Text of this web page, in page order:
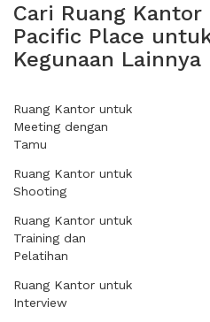
Cari Ruang Kantor
Pacific Place
Kegunaan Lainnya
Ruang Kantor untuk
Meeting dengan
Tamu
Ruang Kantor untuk
Shooting
Ruang Kantor untuk
Training dan
Pelatihan
Ruang Kantor untuk
Interview